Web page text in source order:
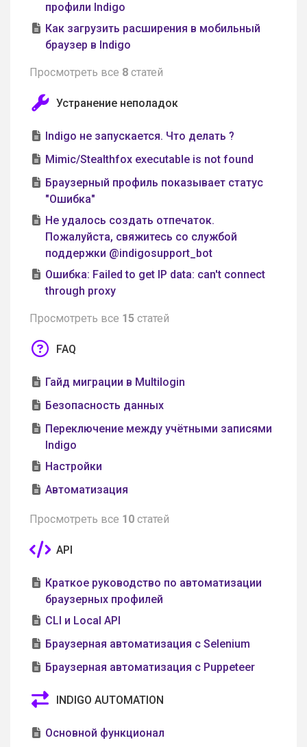
профили Indigo
Как загрузить расширения в мобильный
браузер в Indigo
Просмотреть все 8 статей
Устранение неполадок
Indigo не запускается. Что делать ?
Mimic/Stealthfox executable is not found
Браузерный профиль показывает статус
"Ошибка"
Не удалось создать отпечаток.
Пожалуйста, свяжитесь со службой
поддержки @indigosupport_bot
Ошибка: Failed to get IP data: can't connect
through proxy
Просмотреть все 15 статей
FAQ
Гайд миграции в Multilogin
Безопасность данных
Переключение между учётными записями
Indigo
Настройки
Автоматизация
Просмотреть все 10 статей
API
Краткое руководство по автоматизации
браузерных профилей
CLI и Local API
Браузерная автоматизация с Selenium
Браузерная автоматизация с Puppeteer
INDIGO AUTOMATION
Основной функционал